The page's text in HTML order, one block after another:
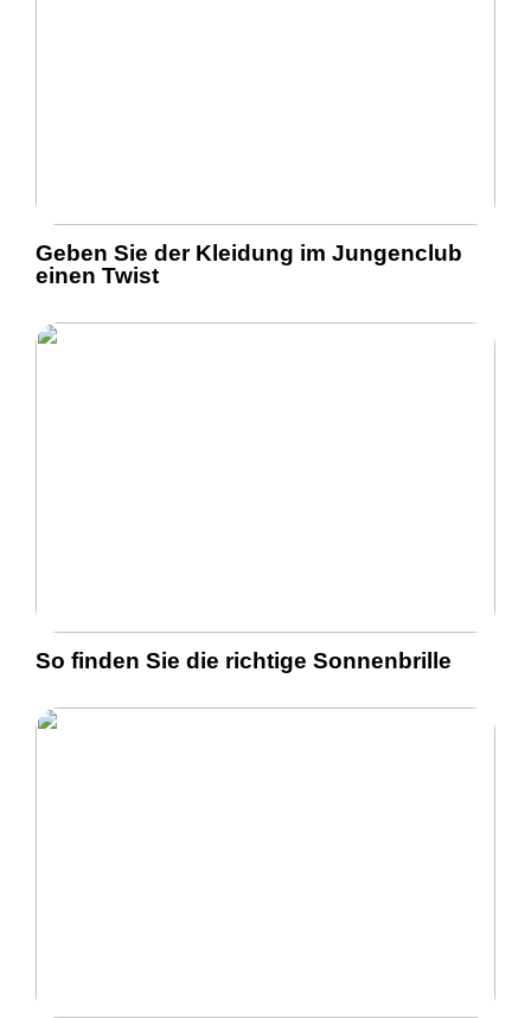
Geben Sie der Kleidung im Jungenclub
einen Twist
So finden Sie die richtige Sonnenbrille